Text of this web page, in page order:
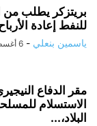
بريتزكر يطلب من
للنفط إعادة
ياسمين بنعلي - 6 أغسطس، 2026
مقر الدفاع
الاستسلام
البلاد،...